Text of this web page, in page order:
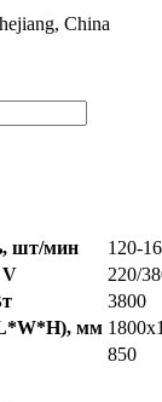
China
шт/мин
120-
220/
3800
мм
850